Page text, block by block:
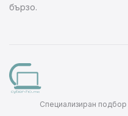
бързо.
Специализиран подбор